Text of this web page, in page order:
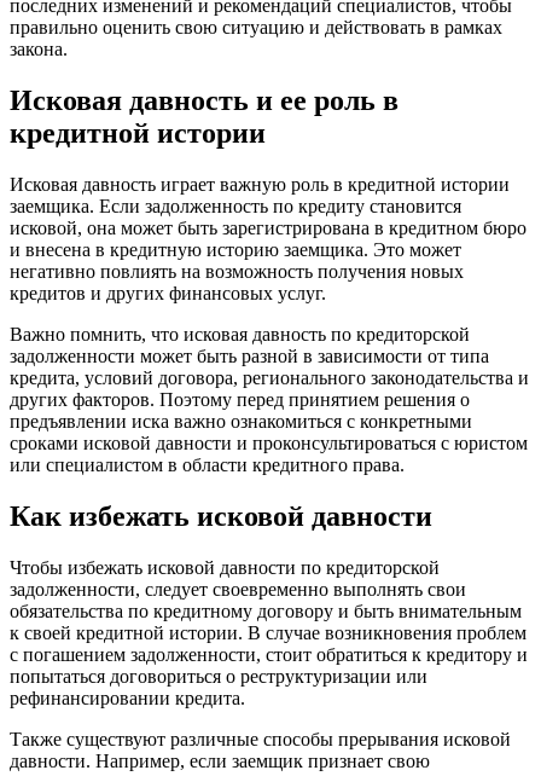
последних изменений и рекомендаций специалистов, чтобы
правильно оценить свою ситуацию и действовать в рамках
закона.
Исковая давность и ее роль в
кредитной истории
Исковая давность играет важную роль в кредитной истории
заемщика. Если задолженность по кредиту становится
исковой, она может быть зарегистрирована в кредитном бюро
и внесена в кредитную историю заемщика. Это может
негативно повлиять на возможность получения новых
кредитов и других финансовых услуг.
Важно помнить, что исковая давность по кредиторской
задолженности может быть разной в зависимости от типа
кредита, условий договора, регионального законодательства и
других факторов. Поэтому перед принятием решения о
предъявлении иска важно ознакомиться с конкретными
сроками исковой давности и проконсультироваться с юристом
или специалистом в области кредитного права.
Как избежать исковой давности
Чтобы избежать исковой давности по кредиторской
задолженности, следует своевременно выполнять свои
обязательства по кредитному договору и быть внимательным
к своей кредитной истории. В случае возникновения проблем
с погашением задолженности, стоит обратиться к кредитору и
попытаться договориться о реструктуризации или
рефинансировании кредита.
Также существуют различные способы прерывания исковой
давности. Например, если заемщик признает свою